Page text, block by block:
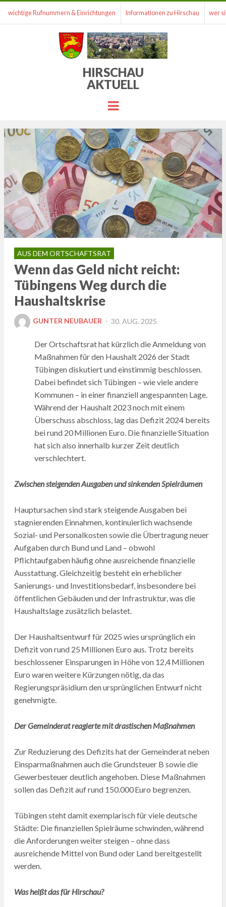
wichtige Rufnummern & Einrichtungen Informationen zu Hirschau wer
HIRSCHAU
AKTUELL
Menu
AUS DEM ORTSCHAFTSRAT
Wenn das Geld nicht reicht:
Tübingens Weg durch die
Haushaltskrise
GUNTER NEUBAUER
POSTED
30. AUG. 2025
Der Ortschaftsrat hat kürzlich die Anmeldung von
Maßnahmen für den Haushalt 2026 der Stadt
Tübingen diskutiert und einstimmig beschlossen.
Dabei befindet sich Tübingen – wie viele andere
Kommunen – in einer finanziell angespannten Lage.
Während der Haushalt 2023 noch mit einem
Überschuss abschloss, lag das Defizit 2024 bereits
bei rund 20 Millionen Euro. Die finanzielle Situation
hat sich also innerhalb kurzer Zeit deutlich
verschlechtert.
Zwischen steigenden Ausgaben und sinkenden Spielräumen
Hauptursachen sind stark steigende Ausgaben bei
stagnierenden Einnahmen, kontinuierlich wachsende
Sozial- und Personalkosten sowie die Übertragung neuer
Aufgaben durch Bund und Land – obwohl
Pflichtaufgaben häufig ohne ausreichende finanzielle
Ausstattung. Gleichzeitig besteht ein erheblicher
Sanierungs- und Investitionsbedarf, insbesondere bei
öffentlichen Gebäuden und der Infrastruktur, was die
Haushaltslage zusätzlich belastet.
Der Haushaltsentwurf für 2025 wies ursprünglich ein
Defizit von rund 25 Millionen Euro aus. Trotz bereits
beschlossener Einsparungen in Höhe von 12,4 Millionen
Euro waren weitere Kürzungen nötig, da das
Regierungspräsidium den ursprünglichen Entwurf nicht
genehmigte.
Der Gemeinderat reagierte mit drastischen Maßnahmen
Zur Reduzierung des Defizits hat der Gemeinderat neben
Einsparmaßnahmen auch die Grundsteuer B sowie die
Gewerbesteuer deutlich angehoben. Diese Maßnahmen
sollen das Defizit auf rund 150.000 Euro begrenzen.
Tübingen steht damit exemplarisch für viele deutsche
Städte: Die finanziellen Spielräume schwinden, während
die Anforderungen weiter steigen – ohne dass
ausreichende Mittel von Bund oder Land bereitgestellt
werden.
Was heißt das für Hirschau?